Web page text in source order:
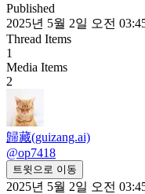
Published
2025년 5월 2일 오전
Thread Items
1
Media Items
2
歸藏(guizang.ai)
@op7418
트윗으로 이동
2025년 5월 2일 오전